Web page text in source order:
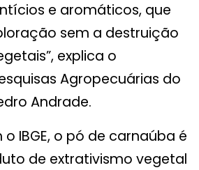
e aromáticos, que
sem a destruição
explica o
Agropecuárias do
Andrade.
IBGE, o pó de carnaúba é
de extrativismo vegetal